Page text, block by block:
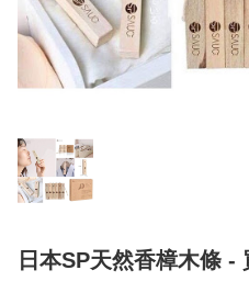
日本SP天然香樟木條 -